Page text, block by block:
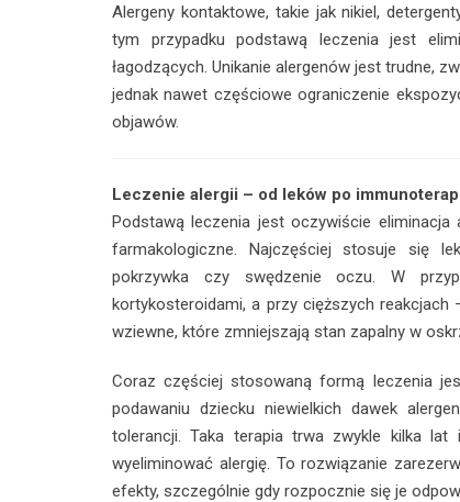
Alergeny kontaktowe, takie jak nikiel,
tym przypadku podstawą leczenia jest
łagodzących. Unikanie alergenów jest trudne,
jednak nawet częściowe ograniczenie
objawów.
Leczenie alergii – od leków po
Podstawą leczenia jest oczywiście eliminacja
farmakologiczne. Najczęściej stosuje się
pokrzywka czy swędzenie oczu. W
kortykosteroidami, a przy cięższych
wziewne, które zmniejszają stan zapalny w
Coraz częściej stosowaną formą leczenia
podawaniu dziecku niewielkich dawek
tolerancji. Taka terapia trwa zwykle kilka lat
wyeliminować alergię. To rozwiązanie
efekty, szczególnie gdy rozpocznie się je